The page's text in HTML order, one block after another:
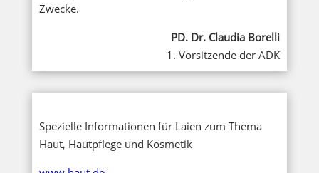
Zwecke.
PD. Dr. Claudia Borelli
1. Vorsitzende der ADK
Spezielle Informationen für Laien zum Thema
Haut, Hautpflege und Kosmetik